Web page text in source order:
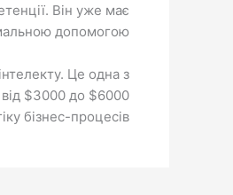
Він уже має
допомогою.
Це одна з
від $3000 до $6000
бізнес-процесів.